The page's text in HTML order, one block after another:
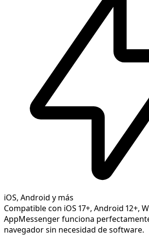
iOS, Android y más
Compatible con iOS 17+, Android 12+,
AppMessenger funciona
navegador sin necesidad de software.